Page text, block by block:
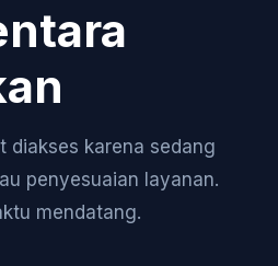
diakses karena sedang
penyesuaian layanan.
mendatang.